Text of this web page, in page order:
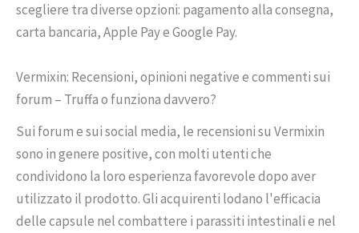
scegliere tra diverse opzioni: pagamento alla consegna,
carta bancaria, Apple Pay e Google Pay.
Vermixin: Recensioni, opinioni negative e commenti sui
forum – Truffa o funziona davvero?
Sui forum e sui social media, le recensioni su Vermixin
sono in genere positive, con molti utenti che
condividono la loro esperienza favorevole dopo aver
utilizzato il prodotto. Gli acquirenti lodano l'efficacia
delle capsule nel combattere i parassiti intestinali e nel